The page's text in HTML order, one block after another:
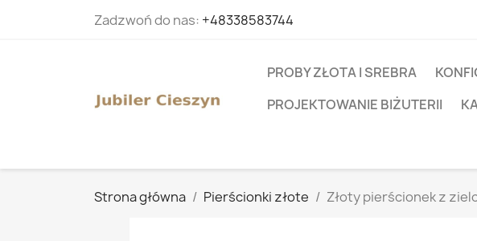
Zadzwoń do nas: +48338583744
PROBY ZŁOTA I SREBRA
PROJEKTOWANIE BIŻUTERII
Strona główna Pierścionki złote Złoty pierścionek z